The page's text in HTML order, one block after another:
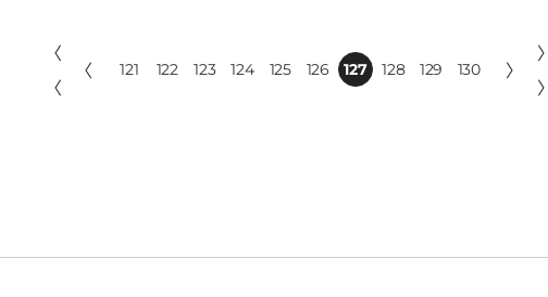
〈
〈
〈 121 122 123 124 125 126 127 128 129 130 〉
〉
〉